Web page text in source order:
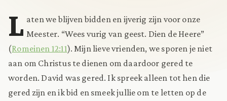
L aten we blijven bidden en ijverig zijn voor onze
Meester. “Wees vurig van geest. Dien de Heere”
(Romeinen 12:11). Mijn lieve vrienden, we sporen je niet
aan om Christus te dienen om daardoor gered te
worden. David was gered. Ik spreek alleen tot hen die
gered zijn en ik bid en smeek jullie om te letten op de